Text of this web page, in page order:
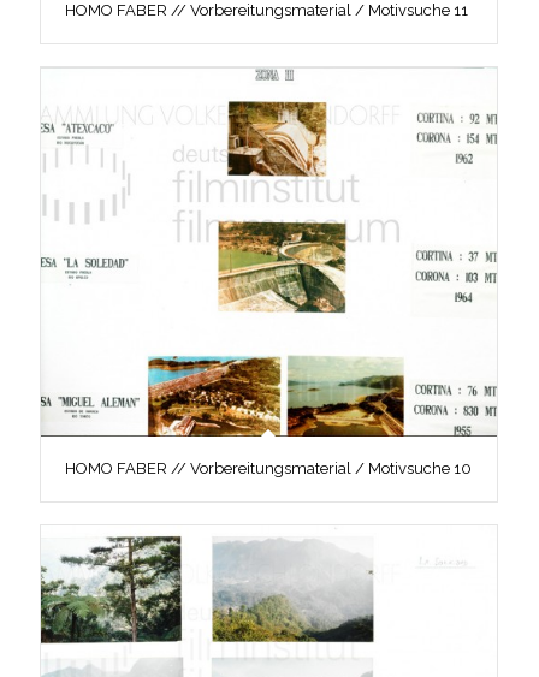
HOMO FABER // Vorbereitungsmaterial / Motivsuche 11
HOMO FABER // Vorbereitungsmaterial / Motivsuche 10